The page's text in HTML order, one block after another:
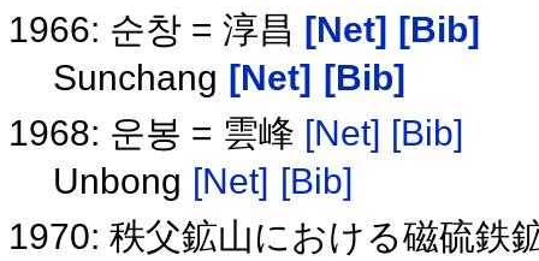
1966: 순창 = 淳昌 [Net] [Bib]
Sunchang [Net]
[Bib]
1968: 운봉 = 雲峰 [Net] [Bib]
Unbong [Net] [Bib]
1970: 秩父鉱山における磁硫鉄